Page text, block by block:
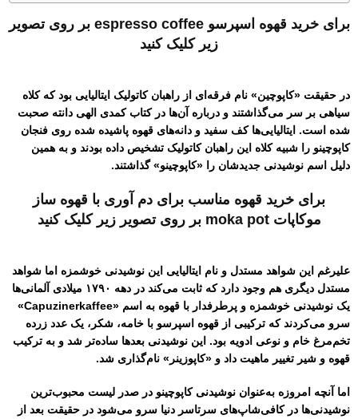
برای خرید قهوه اسپرسو espresso coffee بر روی تصویر
زیر کلیک کنید
در حقیقت «کاپوچین» نام فرقه‌ای از راهبان کاتولیک ایتالیایی بود که کلاه
سیاهی بر سر می‌گذاشتند و درباره آن‌ها در کتاب کمدی الهی دانته صحبت
شده است. ایتالیایی‌ها کف سفید و دانه‌های قهوه پاشیده شده روی فنجان
کاپوچینو را شبیه کلاه این راهبان کاتولیک تشخیص داده بودند و به همین
دلیل اسم نوشیدنی جدیدشان را «کاپوچینو» گذاشتند.
برای خرید قهوه مناسب برای دم آوری با قهوه ساز
موکاپات moka pot
بر روی تصویر زیر کلیک کنید
علیرغم این شواهد مستدل و نام ایتالیایی این نوشیدنی خوشمزه اما شواهد
مستدل دیگری هم وجود دارد که ثابت می‌کند در دهه ۱۷۹۰ میلادی آلمانی‌ها
یک نوشیدنی خوشمزه و پرطرفدار با قهوه به اسم «Capuzinerkaffee»
سرو می‌کردند که ترکیبی از قهوه اسپرسو با خامه، شکر، یک عدد زرده
تخم‌مرغ خام و نوعی ادویه بود. این نوشیدنی بعدها ساده‌تر شد و به ترکیب
قهوه و شیر تغییر ماهیت داد و «کاپوزینر» نام‌گذاری شد.
اما آنچه امروزه به‌عنوان نوشیدنی کاپوچینو در صدر لیست محبوب‌ترین
نوشیدنی‌ها در کافی‌شاپ‌های سرتاسر دنیا سرو می‌شود در حقیقت بعد از